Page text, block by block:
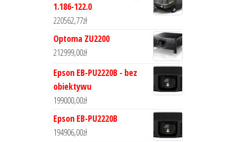
1.186-122.0
220562,77zł
Optoma ZU2200
212999,00zł
Epson EB-PU2220B - bez
obiektywu
199000,00zł
Epson EB-PU2220B
194906,00zł